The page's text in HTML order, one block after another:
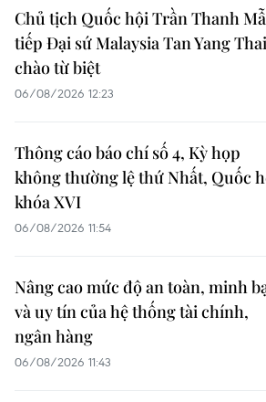
Chủ tịch Quốc hội Trần Thanh
tiếp Đại sứ Malaysia Tan Yang Thai
chào từ biệt
06/08/2026 12:23
Thông cáo báo chí số 4, Kỳ họp
không thường lệ thứ Nhất, Quốc
khóa XVI
06/08/2026 11:54
Nâng cao mức độ an toàn, minh
và uy tín của hệ thống tài chính,
ngân hàng
06/08/2026 11:43